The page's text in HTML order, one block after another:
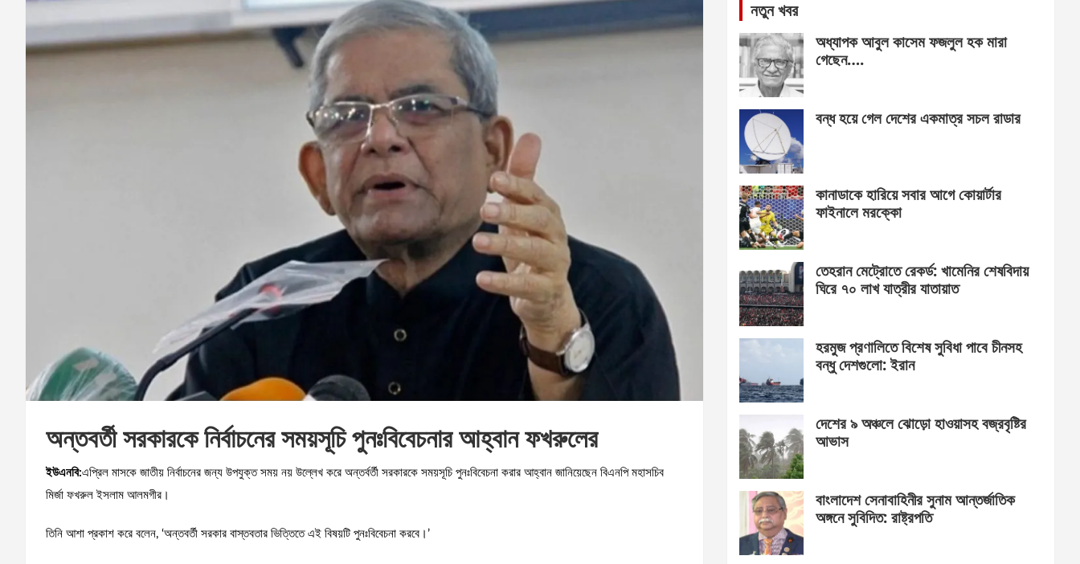
অন্তবর্তী সরকারকে নির্বাচনের সময়সূচি পুনঃবিবেচনার আহ্বান ফখরুলের
ইউএনবি:এপ্রিল মাসকে জাতীয় নির্বাচনের জন্য উপযুক্ত সময় নয় উল্লেখ করে অন্তর্বর্তী সরকারকে সময়সূচি পুনঃবিবেচনা করার আহ্বান জানিয়েছেন বিএনপি মহাসচিব
মির্জা ফখরুল ইসলাম আলমগীর।
তিনি আশা প্রকাশ করে বলেন, ‘অন্তবর্তী সরকার বাস্তবতার ভিত্তিতে এই বিষয়টি পুনঃবিবেচনা করবে।’
নতুন খবর
অধ্যাপক আবুল কাসেম ফজলুল হক মারা
গেছেন….
বন্ধ হয়ে গেল দেশের একমাত্র সচল রাডার
কানাডাকে হারিয়ে সবার আগে কোয়ার্টার
ফাইনালে মরক্কো
তেহরান মেট্রোতে রেকর্ড: খামেনির শেষবিদায়
ঘিরে ৭০ লাখ যাত্রীর যাতায়াত
হরমুজ প্রণালিতে বিশেষ সুবিধা পাবে চীনসহ
বন্ধু দেশগুলো: ইরান
দেশের ৯ অঞ্চলে ঝোড়ো হাওয়াসহ বজ্রবৃষ্টির
আভাস
বাংলাদেশ সেনাবাহিনীর সুনাম আন্তর্জাতিক
অঙ্গনে সুবিদিত: রাষ্ট্রপতি